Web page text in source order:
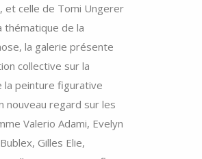
et celle de Tomi Ungerer
thématique de la
la galerie présente
collective sur la
la peinture figurative
nouveau regard sur les
Valerio Adami, Evelyn
Gilles Elie,